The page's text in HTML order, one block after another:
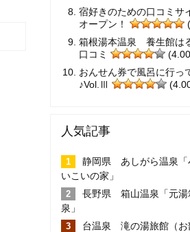
宿好きのための口コミサ
オープン！
箱根湯本温泉 養生館は
口コミ
おんせん券で風呂に行っ
♪Vol.Ⅲ
人気記事
静岡県 あしがら温泉「
いこいの家」
長野県 箱山温泉「元湯
泉」
台温泉 滝の湯旅館（お